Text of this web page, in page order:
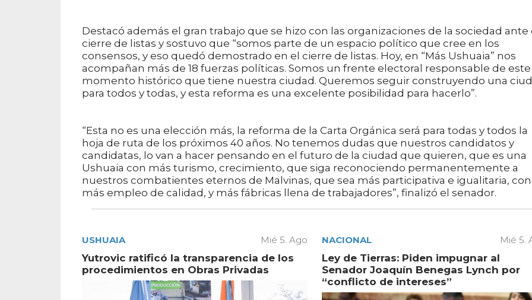
Destacó además el gran trabajo que se hizo con las organizaciones de la sociedad ante
cierre de listas y sostuvo que “somos parte de un espacio político que cree en los
consensos, y eso quedó demostrado en el cierre de listas. Hoy, en “Más Ushuaia” nos
acompañan más de 18 fuerzas políticas. Somos un frente electoral responsable de este
momento histórico que tiene nuestra ciudad. Queremos seguir construyendo una
para todos y todas, y esta reforma es una excelente posibilidad para hacerlo”.
“Esta no es una elección más, la reforma de la Carta Orgánica será para todas y todos la
hoja de ruta de los próximos 40 años. No tenemos dudas que nuestros candidatos y
candidatas, lo van a hacer pensando en el futuro de la ciudad que quieren, que es una
Ushuaia con más turismo, crecimiento, que siga reconociendo permanentemente a
nuestros combatientes eternos de Malvinas, que sea más participativa e igualitaria, con
más empleo de calidad, y más fábricas llena de trabajadores”, finalizó el senador.
USHUAIA Mié 5. Ago
Yutrovic ratificó la transparencia de los
procedimientos en Obras Privadas
NACIONAL Mié 5.
Ley de Tierras: Piden impugnar al
Senador Joaquín Benegas Lynch por
“conflicto de intereses”